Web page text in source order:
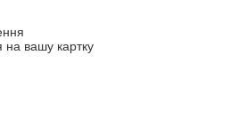
на вашу картку